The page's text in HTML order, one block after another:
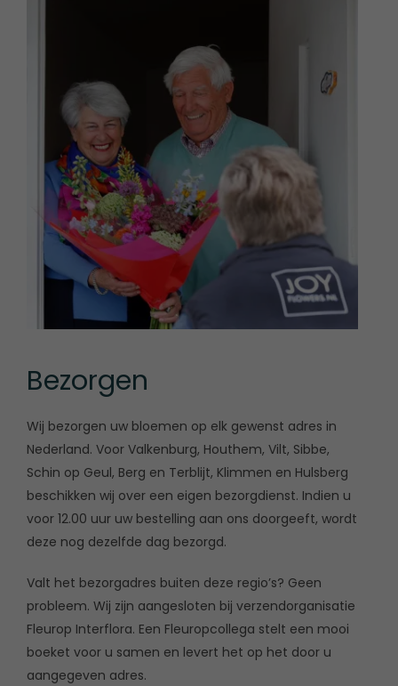
Bezorgen
Wij bezorgen uw bloemen op elk gewenst adres in
Nederland. Voor Valkenburg, Houthem, Vilt, Sibbe,
Schin op Geul, Berg en Terblijt, Klimmen en Hulsberg
beschikken wij over een eigen bezorgdienst. Indien u
voor 12.00 uur uw bestelling aan ons doorgeeft, wordt
deze nog dezelfde dag bezorgd.
Valt het bezorgadres buiten deze regio’s? Geen
probleem. Wij zijn aangesloten bij verzendorganisatie
Fleurop Interflora. Een Fleuropcollega stelt een mooi
boeket voor u samen en levert het op het door u
aangegeven adres.